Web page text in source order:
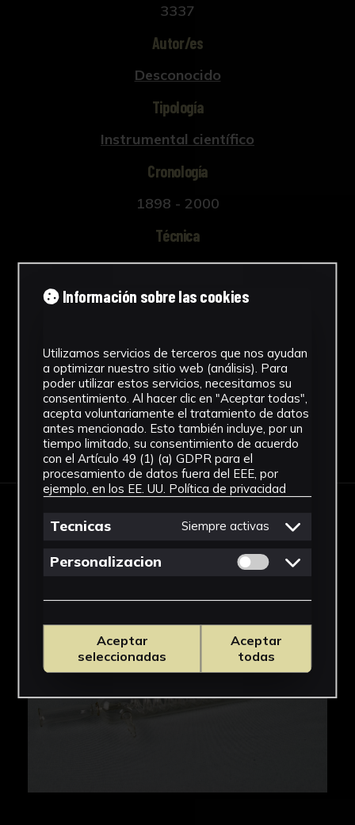
3337
Autor/es
Desconocido
Tipología
Instrumental científico
Cronología
1898 - 2000
Técnica
Vidrio
Materiales
Ver más
Descargar Ficha
IMÁGENES
Información sobre las cookies
Utilizamos servicios de terceros que nos ayudan
a optimizar nuestro sitio web (análisis). Para
poder utilizar estos servicios, necesitamos su
consentimiento. Al hacer clic en "Aceptar todas",
acepta voluntariamente el tratamiento de datos
antes mencionado. Esto también incluye, por un
tiempo limitado, su consentimiento de acuerdo
con el Artículo 49 (1) (a) GDPR para el
procesamiento de datos fuera del EEE, por
ejemplo, en los EE. UU. Política de privacidad
Tecnicas Siempre activas
Personalizacion Permitir cookies
Aceptar
seleccionadas
Aceptar
todas